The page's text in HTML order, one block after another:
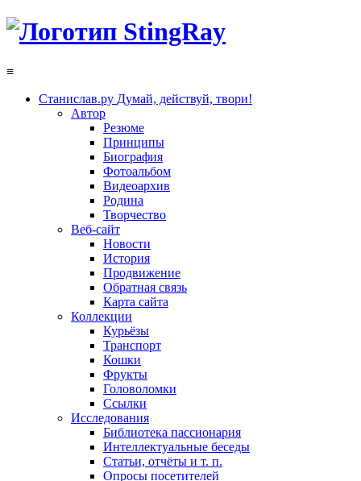
≡
Станислав.ру Думай, действуй, твори!
Автор
Резюме
Принципы
Биография
Фотоальбом
Видеоархив
Родина
Творчество
Веб-сайт
Новости
История
Продвижение
Обратная связь
Карта сайта
Коллекции
Курьёзы
Транспорт
Кошки
Фрукты
Головоломки
Ссылки
Исследования
Библиотека пассионария
Интеллектуальные беседы
Статьи, отчёты и т. п.
Опросы посетителей